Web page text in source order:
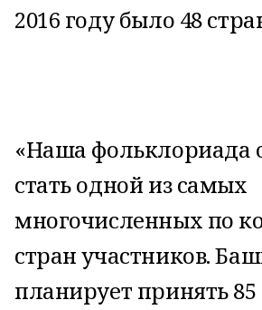
2016 году было 48
«Наша фольклориада
стать одной из самых
многочисленных по
стран участников.
планирует принять